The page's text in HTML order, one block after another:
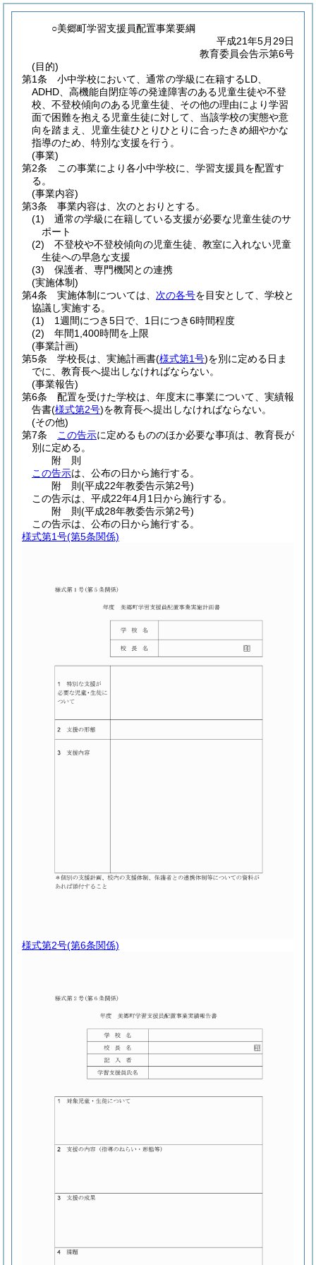
○美郷町学習支援員配置事業要綱
平成21年5月29日
教育委員会告示第6号
(目的)
第1条
小中学校において、通常の学級に在籍するLD、
ADHD、高機能自閉症等の発達障害のある児童生徒や不登
校、不登校傾向のある児童生徒、その他の理由により学習
面で困難を抱える児童生徒に対して、当該学校の実態や意
向を踏まえ、児童生徒ひとりひとりに合ったきめ細やかな
指導のため、特別な支援を行う。
(事業)
第2条
この事業により各小中学校に、学習支援員を配置す
る。
(事業内容)
第3条
事業内容は、次のとおりとする。
(1)
通常の学級に在籍している支援が必要な児童生徒のサ
ポート
(2)
不登校や不登校傾向の児童生徒、教室に入れない児童
生徒への早急な支援
(3)
保護者、専門機関との連携
(実施体制)
第4条
実施体制については、 次の各号を目安として、学校と
協議し実施する。
(1)
1週間につき5日で、1日につき6時間程度
(2)
年間1,400時間を上限
(事業計画)
第5条
学校長は、実施計画書(様式第1号)を別に定める日ま
でに、教育長へ提出しなければならない。
(事業報告)
第6条
配置を受けた学校は、年度末に事業について、実績報
告書(様式第2号)を教育長へ提出しなければならない。
(その他)
第7条
この告示に定めるもののほか必要な事項は、教育長が
別に定める。
附 則
この告示は、公布の日から施行する。
附 則(平成22年教委告示第2号)
この告示は、平成22年4月1日から施行する。
附 則(平成28年教委告示第2号)
この告示は、公布の日から施行する。
様式第1号(第5条関係)
様式第2号(第6条関係)